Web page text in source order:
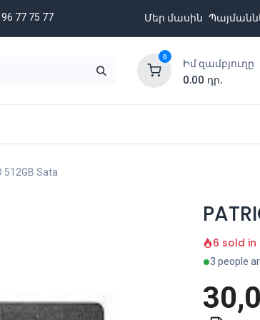
77 75 77 Մեր մասին
0
Իմ զամբյուղը
0.00 դր.
512GB Sata
6 sold
3 people